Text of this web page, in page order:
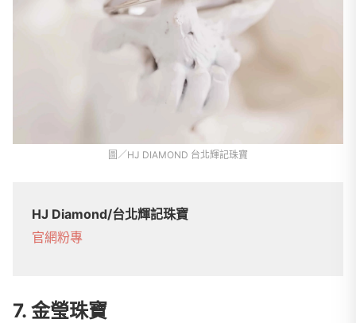
圖／HJ DIAMOND 台北輝記珠寶
HJ Diamond/台北輝記珠寶
官網粉專
7. 金瑩珠寶